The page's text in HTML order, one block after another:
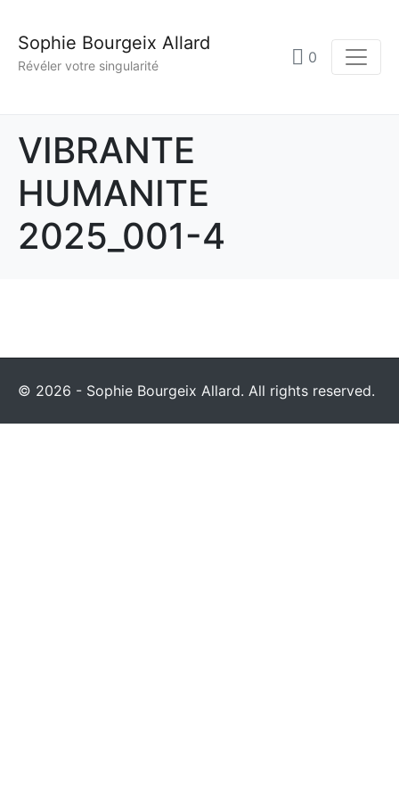
Sophie Bourgeix Allard
Révéler votre singularité 0
VIBRANTE
HUMANITE
2025_001-4
© 2026 - Sophie Bourgeix Allard. All rights reserved.